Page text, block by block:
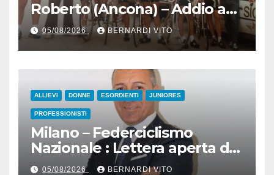
Roberto (Ancona) – Addio ad
Alderino Bartoloni, Direttore
Sportivo rigorosamente
Gentile
05/08/2026 BERNARDI VITO
ALLIEVI DONNE ESORDIENTI JUNIORES
PROFESSIONISTI
Milano – Federciclismo
Nazionale : Lettera aperta del
Presidente Cordiano
05/08/2026 BERNARDI VITO